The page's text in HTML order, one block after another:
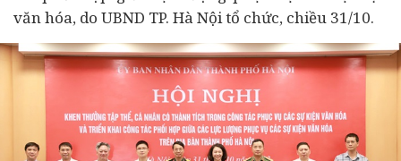
văn hóa, do UBND TP. Hà Nội tổ chức, chiều 31/10.